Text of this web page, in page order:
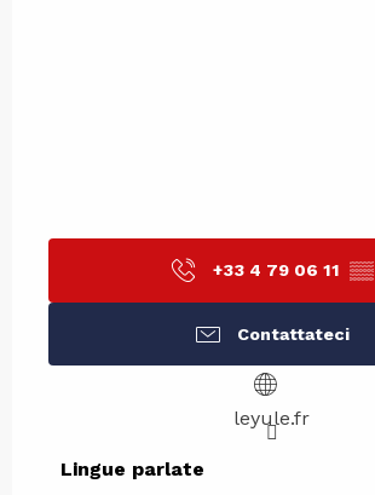
+33 4 79 06 11 ▒▒
Contattateci
leyule.fr
Lingue parlate
Lingue parlate